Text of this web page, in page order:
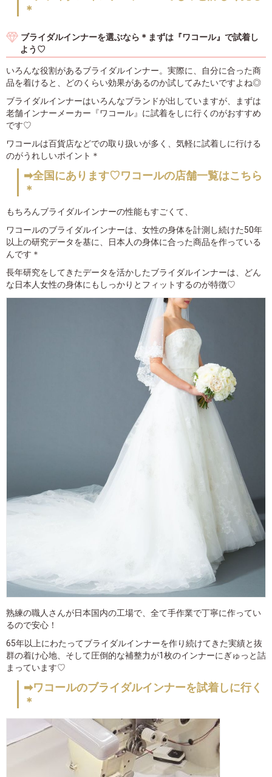
＊
ブライダルインナーを選ぶなら＊まずは『ワコール』で試着し
よう♡
いろんな役割があるブライダルインナー。実際に、自分に合った商
品を着けると、どのくらい効果があるのか試してみたいですよね◎
ブライダルインナーはいろんなブランドが出していますが、まずは
老舗インナーメーカー『ワコール』に試着をしに行くのがおすすめ
です♡
ワコールは百貨店などでの取り扱いが多く、気軽に試着しに行ける
のがうれしいポイント＊
➡全国にあります♡ワコールの店舗一覧はこちら
＊
もちろんブライダルインナーの性能もすごくて、
ワコールのブライダルインナーは、女性の身体を計測し続けた50年
以上の研究データを基に、日本人の身体に合った商品を作っている
んです＊
長年研究をしてきたデータを活かしたブライダルインナーは、どん
な日本人女性の身体にもしっかりとフィットするのが特徴♡
熟練の職人さんが日本国内の工場で、全て手作業で丁寧に作ってい
るので安心！
65年以上にわたってブライダルインナーを作り続けてきた実績と抜
群の着け心地、そして圧倒的な補整力が1枚のインナーにぎゅっと詰
まっています♡
➡ワコールのブライダルインナーを試着しに行く
＊